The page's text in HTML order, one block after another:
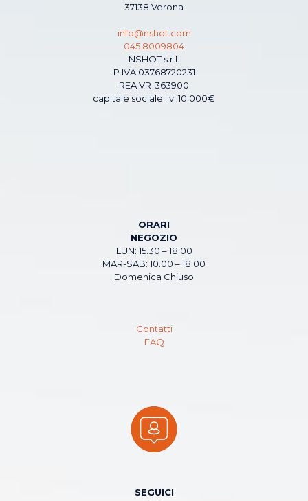
37138 Verona
info@nshot.com
045 8009804
NSHOT s.r.l.
P.IVA 03768720231
REA VR-363900
capitale sociale i.v. 10.000€
ORARI
NEGOZIO
LUN: 15.30 – 18.00
MAR-SAB: 10.00 – 18.00
Domenica Chiuso
Contatti
FAQ
SEGUICI